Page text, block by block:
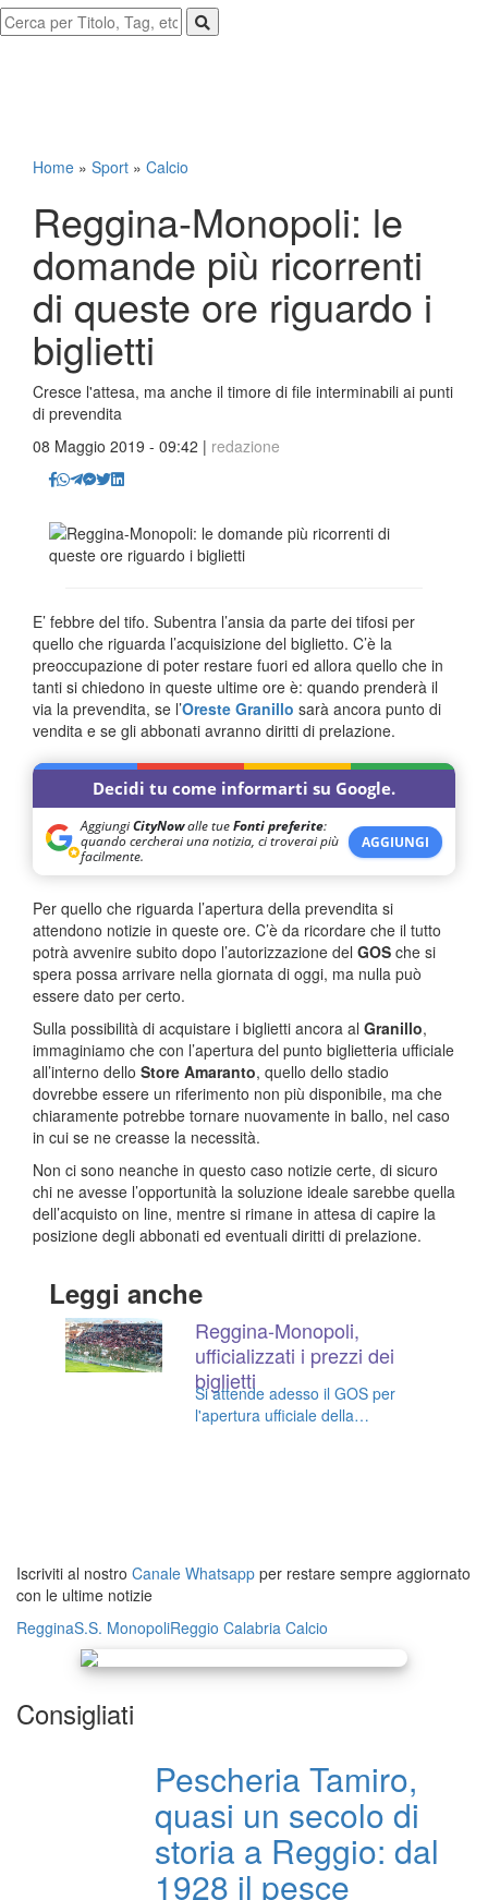
Home » Sport » Calcio
Reggina-Monopoli: le
domande più ricorrenti
di queste ore riguardo i
biglietti
Cresce l'attesa, ma anche il timore di file interminabili ai punti
di prevendita
08 Maggio 2019 - 09:42 | redazione
E’ febbre del tifo. Subentra l’ansia da parte dei tifosi per
quello che riguarda l’acquisizione del biglietto. C’è la
preoccupazione di poter restare fuori ed allora quello che in
tanti si chiedono in queste ultime ore è: quando prenderà il
via la prevendita, se l’Oreste Granillo sarà ancora punto di
vendita e se gli abbonati avranno diritti di prelazione.
Decidi tu come informarti su Google.
AggiungiCityNowalle tueFonti preferite:
quando cercherai una notizia, ci troverai più
facilmente.
AGGIUNGI
Per quello che riguarda l’apertura della prevendita si
attendono notizie in queste ore. C’è da ricordare che il tutto
potrà avvenire subito dopo l’autorizzazione del GOS che si
spera possa arrivare nella giornata di oggi, ma nulla può
essere dato per certo.
Sulla possibilità di acquistare i biglietti ancora al Granillo,
immaginiamo che con l’apertura del punto biglietteria ufficiale
all’interno dello Store Amaranto, quello dello stadio
dovrebbe essere un riferimento non più disponibile, ma che
chiaramente potrebbe tornare nuovamente in ballo, nel caso
in cui se ne creasse la necessità.
Non ci sono neanche in questo caso notizie certe, di sicuro
chi ne avesse l’opportunità la soluzione ideale sarebbe quella
dell’acquisto on line, mentre si rimane in attesa di capire la
posizione degli abbonati ed eventuali diritti di prelazione.
Leggi anche
Reggina-Monopoli,
ufficializzati i prezzi dei
biglietti
Si attende adesso il GOS per
l'apertura ufficiale della
Iscriviti al nostro Canale Whatsapp per restare sempre aggiornato
con le ultime notizie
RegginaS.S. MonopoliReggio Calabria Calcio
Consigliati
Pescheria Tamiro,
quasi un secolo di
storia a Reggio: dal
1928 il pesce